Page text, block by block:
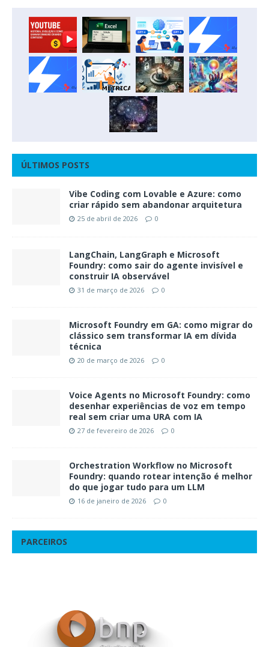
ÚLTIMOS POSTS
Vibe Coding com Lovable e Azure: como
criar rápido sem abandonar arquitetura
25 de abril de 2026 0
LangChain, LangGraph e Microsoft
Foundry: como sair do agente invisível e
construir IA observável
31 de março de 2026 0
Microsoft Foundry em GA: como migrar do
clássico sem transformar IA em dívida
técnica
20 de março de 2026 0
Voice Agents no Microsoft Foundry: como
desenhar experiências de voz em tempo
real sem criar uma URA com IA
27 de fevereiro de 2026 0
Orchestration Workflow no Microsoft
Foundry: quando rotear intenção é melhor
do que jogar tudo para um LLM
16 de janeiro de 2026 0
PARCEIROS